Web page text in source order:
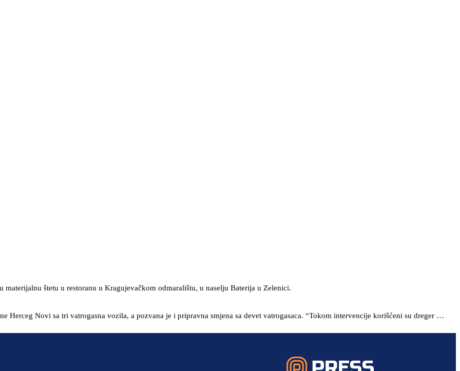
štetu u restoranu u Kragujevačkom odmaralištu, u naselju Baterija u Zelenici.
Herceg Novi sa tri vatrogasna vozila, a pozvana je i pripravna smjena sa devet vatrogasaca. “Tokom intervencije korišćeni su dreger …